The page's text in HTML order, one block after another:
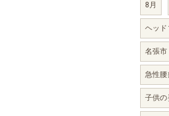
8月
ヘッド
名張
急性腰
子供